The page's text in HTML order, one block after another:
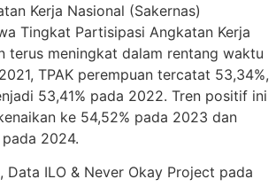
Kerja Nasional (Sakernas)
Tingkat Partisipasi Angkatan Kerja
terus meningkat dalam rentang waktu
TPAK perempuan tercatat 53,34%,
53,41% pada 2022. Tren positif ini
ke 54,52% pada 2023 dan
2024.
Data ILO & Never Okay Project pada